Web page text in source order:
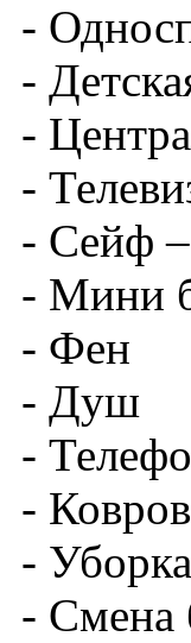
-
-
-
-
- Сейф
- Мини
- Фен
- Душ
-
-
-
- Смена